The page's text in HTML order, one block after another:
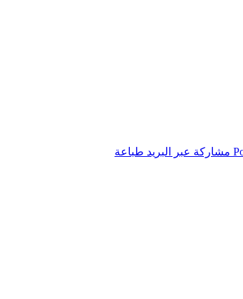
مشاركة عبر البريد طباعة